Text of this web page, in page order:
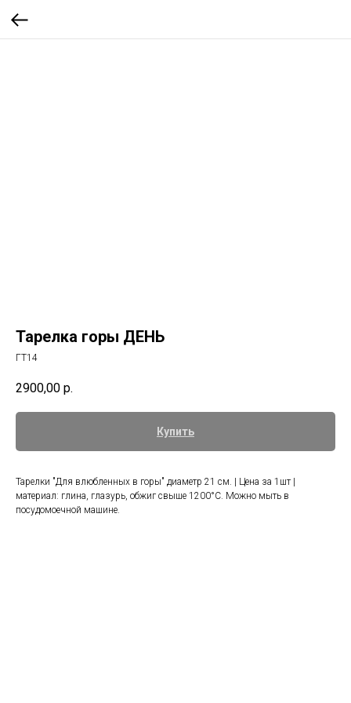
Тарелка горы ДЕНЬ
ГТ14
2900,00 р.
Купить
Тарелки "Для влюбленных в горы" диаметр 21 см. | Цена за 1шт |
материал: глина, глазурь, обжиг свыше 1200°С. Можно мыть в
посудомоечной машине.